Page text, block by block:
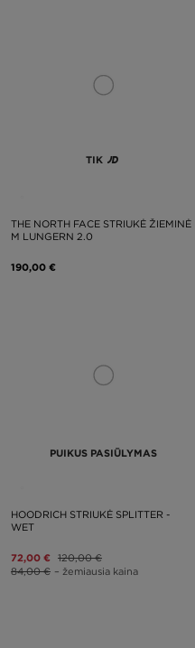
TIK
THE NORTH FACE STRIUKĖ ŽIEMINĖ
M LUNGERN 2.0
190,00 €
PUIKUS PASIŪLYMAS
HOODRICH STRIUKĖ SPLITTER -
WET
72,00 € 120,00 €
84,00 € – žemiausia kaina